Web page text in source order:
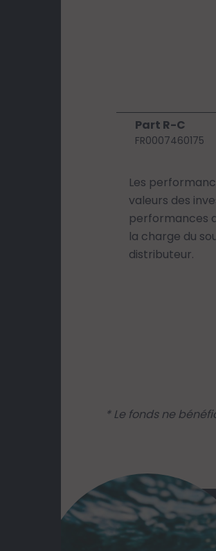
Part R-C
FR0007460175
Les
valeurs des
performances
la charge du
distributeur.
* Le fonds ne